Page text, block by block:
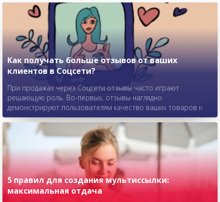
Как получать больше отзывов от ваших
клиентов в Соцсети?
При продажах через Соцсети отзывы часто играют
решающую роль. Во-первых, отзывы наглядно
демонстрируют пользователям качество ваших товаров и
услуг. Во-вторых, пользовательский контент представляет
собой разновидность активности, а чем ее больше, тем
выше позиция ваших публикаций в ленте. Поговорим
подробнее о том, как сподвигнуть аудиторию оставлять
больше отзывов в Соцсети-аккаунте или на сайте компании.
5 правил для создания мультиссылки:
максимальная отдача